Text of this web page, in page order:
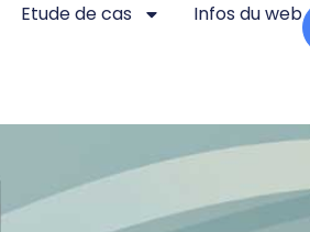
Etude de cas Infos du web